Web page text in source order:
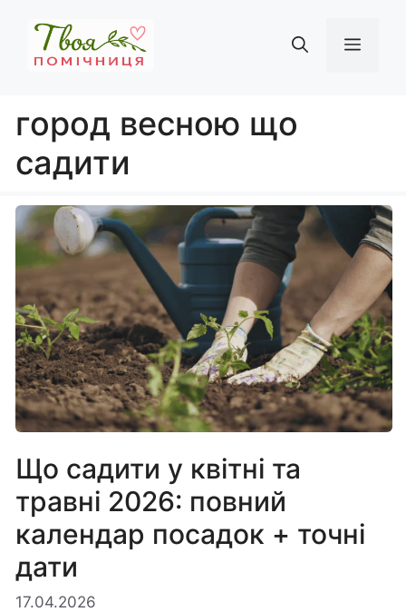
вмісту
город весною що
садити
Що садити у квітні та
травні 2026: повний
календар посадок + точні
дати
17.04.2026